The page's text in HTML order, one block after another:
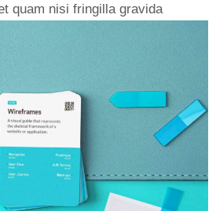
quam nisi fringilla gravida